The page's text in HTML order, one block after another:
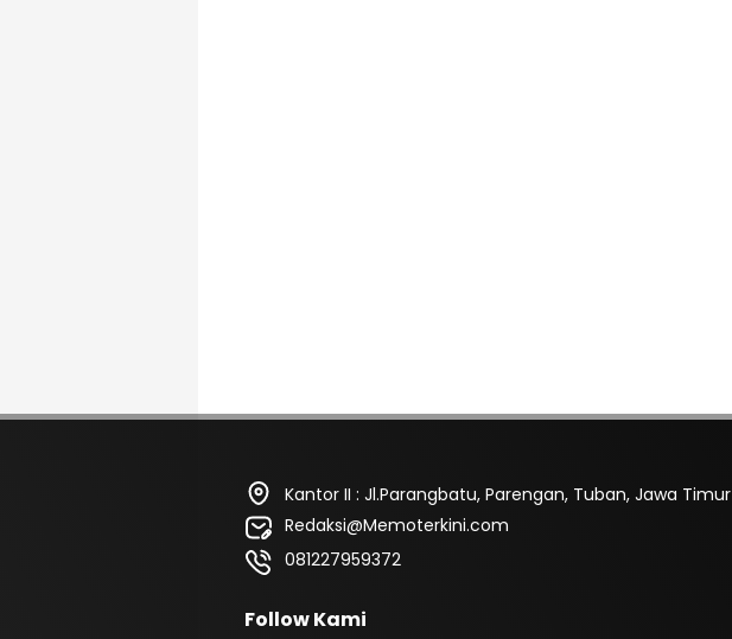
Kantor II : Jl.Parangbatu, Parengan, Tuban, Jawa Timur
Redaksi@Memoterkini.com
081227959372
Follow Kami